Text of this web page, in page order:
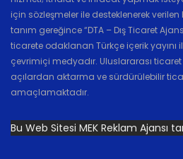
için sözleşmeler ile desteklenerek
tanım gereğince “DTA – Dış Ticaret
ticarete odaklanan Türkçe içerik yayını
çevrimiçi medyadır. Uluslararası ticaret
açılardan aktarma ve sürdürülebilir
amaçlamaktadır.
Bu Web Sitesi MEK Reklam Ajansı